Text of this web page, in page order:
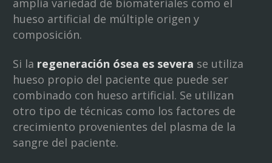
hueso artificial de múltiple origen y
composición.
Si la regeneración ósea es severa se utiliza
hueso propio del paciente que puede ser
combinado con hueso artificial. Se utilizan
otro tipo de técnicas como los factores de
crecimiento provenientes del plasma de la
sangre del paciente.